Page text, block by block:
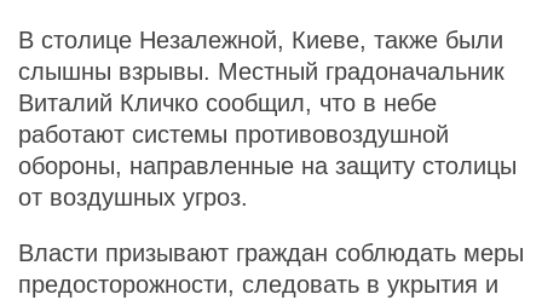
В столице Незалежной, Киеве, также были
слышны взрывы. Местный градоначальник
Виталий Кличко сообщил, что в небе
работают системы противовоздушной
обороны, направленные на защиту столицы
от воздушных угроз.
Власти призывают граждан соблюдать меры
предосторожности, следовать в укрытия и